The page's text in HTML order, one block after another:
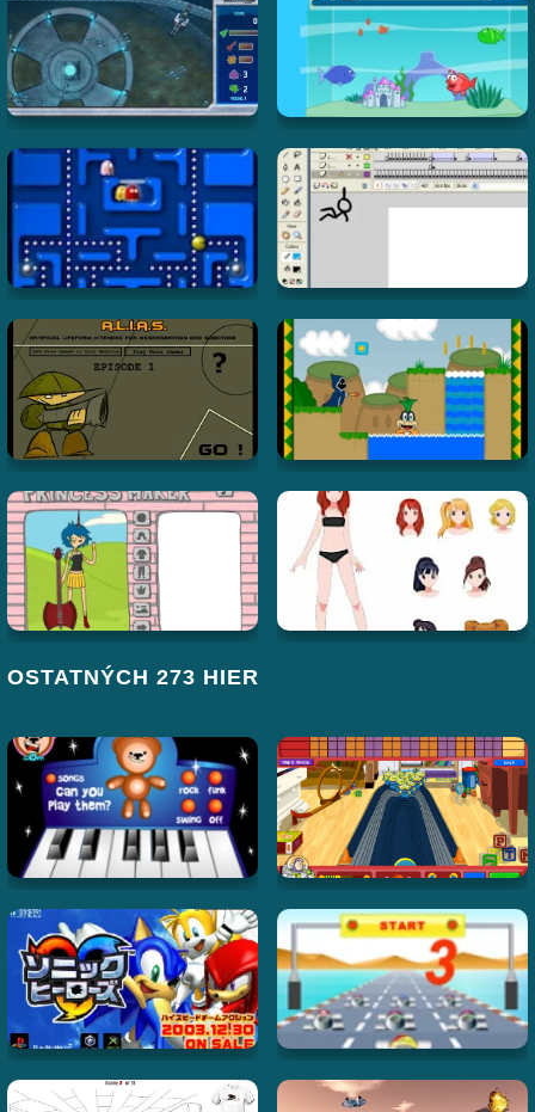
OSTATNÝCH 273 HIER